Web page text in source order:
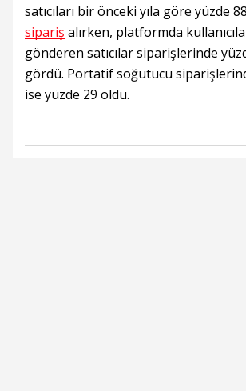
satıcıları bir önceki yıla göre yüzde
sipariş alırken, platformda
gönderen satıcılar siparişlerinde
gördü. Portatif soğutucu
ise yüzde 29 oldu.